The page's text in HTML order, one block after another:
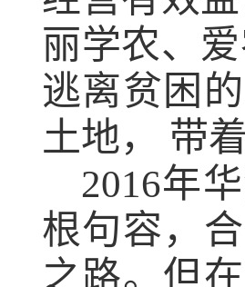
丽学农、
逃离贫困
土地， 带
2016年
根句容，
之路。但